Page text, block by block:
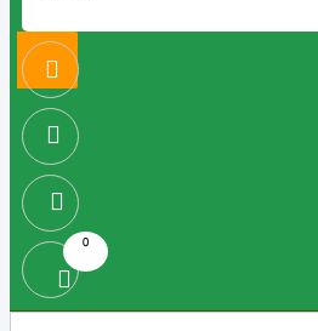
0